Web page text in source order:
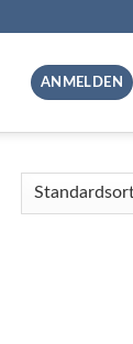
ANMELDEN